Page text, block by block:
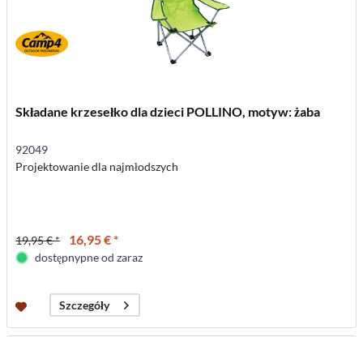
Składane krzesełko dla dzieci POLLINO, motyw: żaba
92049
Projektowanie dla najmłodszych
19,95 € * 16,95 € *
dostępnypne od zaraz
Szczegóły